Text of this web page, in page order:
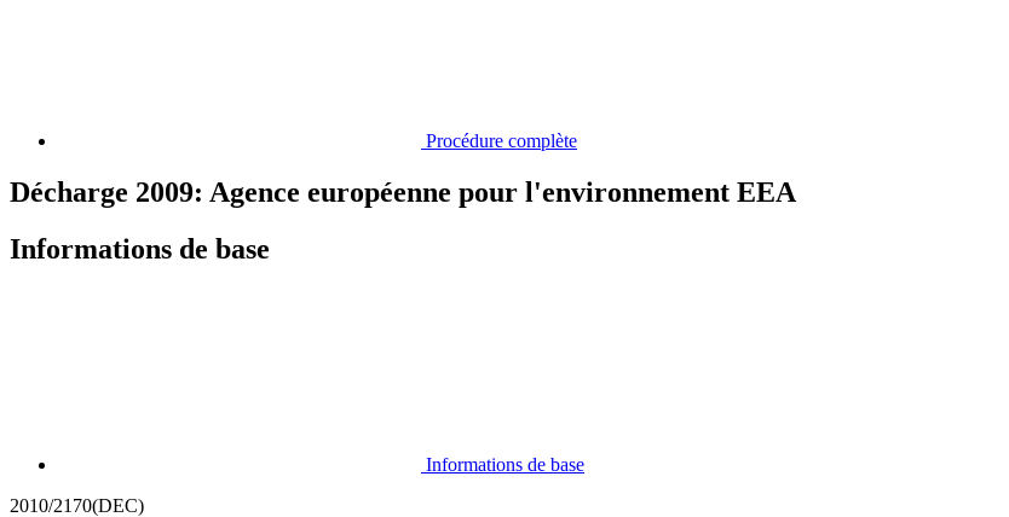
Procédure complète
Décharge 2009: Agence européenne pour l'environnement EEA
Informations de base
Informations de base
2010/2170(DEC)